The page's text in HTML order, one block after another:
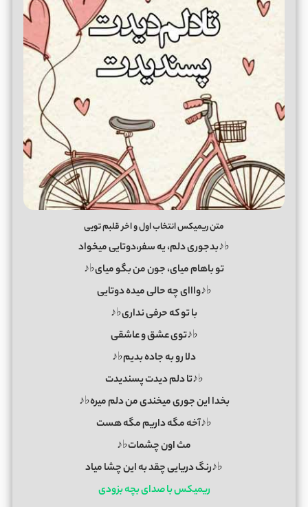
متن ریمیکس انتخاب اول و اخر قلبم تویی
♭♪بدجوری دلم، یه سفر،دوتایی میخواد
تو باهام میای، جون من بگو میای♭♪
♭♪وااای چه حالی میده دوتایی
با تو که حرفی نداری♭♪
♭♪توی عشق و عاشقی
دلا رو به جاده بدیم♭♪
♭♪تا دلم دیدت پسندیدت
بخدا این جوری میخندی من دلم میره♭♪
♭♪آخه مگه داریم مگه هست
مث اون چشمات♭♪
♭♪رنگ دریایی چقد به این چشا میاد
ریمیکس با صدای بچه بزودی